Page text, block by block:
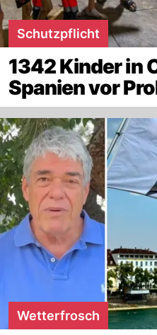
Schutzpflicht
1342 Kinder in
Spanien vor
Wetterfrosch